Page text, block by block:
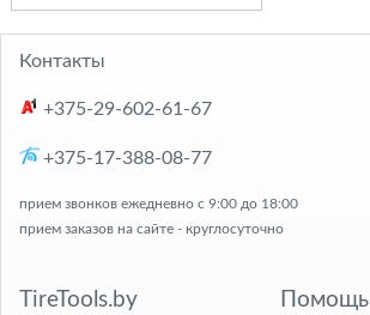
Контакты
+375-29-602-61-67
+375-17-388-08-77
прием звонков ежедневно с 9:00 до 18:00
прием заказов на сайте - круглосуточно
TireTools.by Помощь